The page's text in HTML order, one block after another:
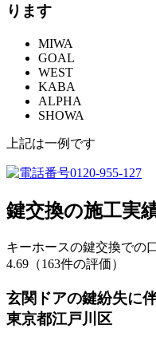
ります
MIWA
GOAL
WEST
KABA
ALPHA
SHOWA
上記は一例です
鍵交換の施工実
キーホースの鍵交換での
4.69（163件の評価）
玄関ドアの鍵紛失に
東京都江戸川区